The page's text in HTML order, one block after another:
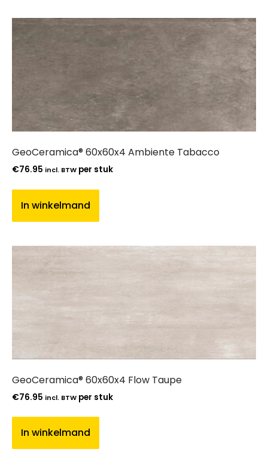
GeoCeramica® 60x60x4 Ambiente Tabacco
€76.95 incl. BTW per stuk
In winkelmand
GeoCeramica® 60x60x4 Flow Taupe
€76.95 incl. BTW per stuk
In winkelmand